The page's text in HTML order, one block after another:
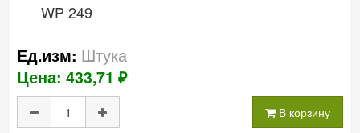
WP 249
Ед.изм: Штука
Цена: 433,71 ₽
В корзину